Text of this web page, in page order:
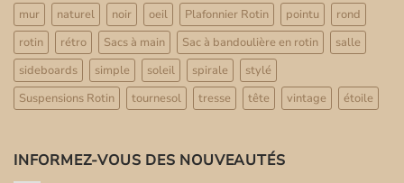
mur
naturel noir oeil Plafonnier Rotin pointu
rond
rotin
rétro Sacs à main Sac à bandoulière en rotin
salle
sideboards
simple soleil spirale
stylé
Suspensions Rotin
tournesol tresse tête vintage étoile
INFORMEZ-VOUS DES NOUVEAUTÉS